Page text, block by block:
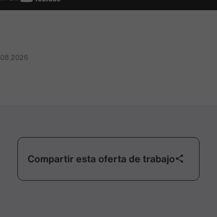
Compartir esta oferta de trabajo